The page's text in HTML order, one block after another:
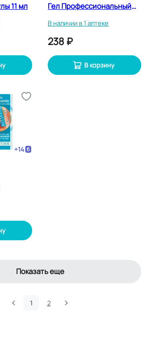
11 мл
Гел Профессиональный
кутикулы 10 мл
В наличии в 1 аптеке
238 ₽
В корзину
+14
мл
Показать еще
1 2